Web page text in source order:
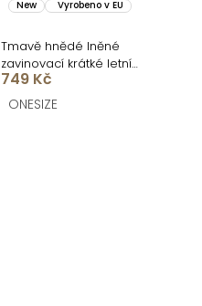
New Vyrobeno v EU
Tmavě hnědé lněné
zavinovací krátké letní
šaty LOVEANA
749 Kč
ONESIZE